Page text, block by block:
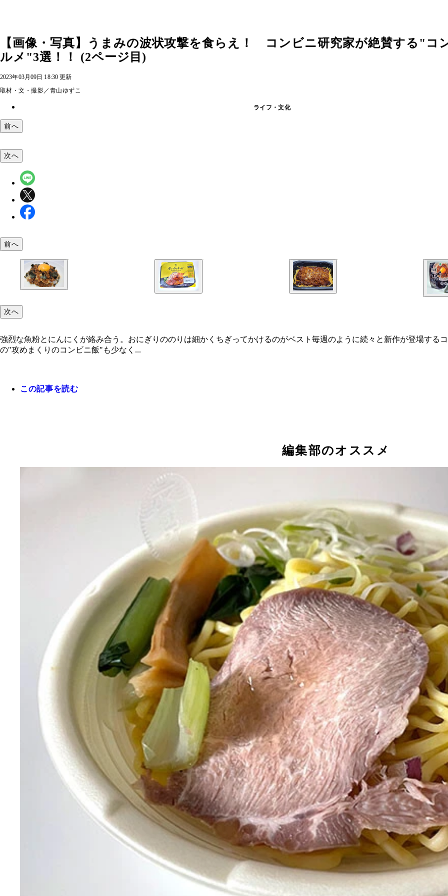
【画像・写真】うまみの波状攻撃を食らえ！ コンビニ研究家が絶賛する"コ
ルメ"3選！！ (2ページ目)
2023年03月09日 18:30 更新
取材・文・撮影／青山ゆずこ
ライフ・文化
前へ
強烈な魚粉とにんにくが絡み合う。おにぎりののりは細かくちぎってかけるのがベスト
『セブンイレブン ・7プレミアムゴールド 金のボロネーゼ』は絶対外せない逸品
『ごはんにちょいまぜ！ 〆のまぜ飯』。醤油ベースで辛みのある豚そぼろが、まさに米に合う！
『うま塩ペッパーチキンバ―ガー』は食べ応え抜群のうえに、たんぱく質が28グラム以上もとれるというのだか
次へ
前へ
次へ
強烈な魚粉とにんにくが絡み合う。おにぎりののりは細かくちぎってかけるのがベスト毎週のように続々と新作が登場する
の"攻めまくりのコンビニ飯"も少なく...
この記事を読む
編集部のオススメ